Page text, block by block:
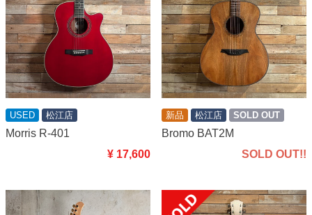
USED 松江店
Morris R-401
¥ 17,600
新品 松江店 SOLD OUT
Bromo BAT2M
SOLD OUT!!